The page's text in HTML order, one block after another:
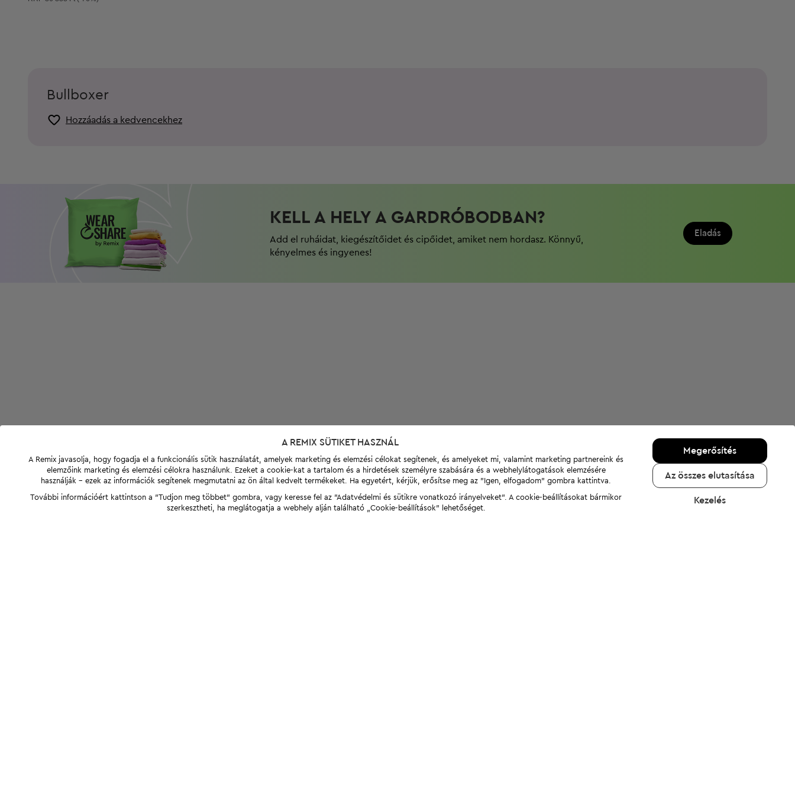
Bullboxer
Hozzáadás a kedvencekhez
KELL A HELY A GARDRÓBODBAN?
Add el ruháidat, kiegészítőidet és cipőidet, amiket nem hordasz. Könnyű,
kényelmes és ingyenes!
Eladás
A REMIX SÜTIKET HASZNÁL
A Remix javasolja, hogy fogadja el a funkcionális sütik használatát, amelyek marketing és elemzési célokat segítenek, és amelyeket mi, valamint marketing partnereink és
elemzőink marketing és elemzési célokra használunk. Ezeket a cookie-kat a tartalom és a hirdetések személyre szabására és a webhelylátogatások elemzésére
használják - ezek az információk segítenek megmutatni az ön által kedvelt termékeket. Ha egyetért, kérjük, erősítse meg az "Igen, elfogadom" gombra kattintva.
További információért kattintson a "Tudjon meg többet" gombra, vagy keresse fel az "Adatvédelmi és sütikre vonatkozó irányelveket". A cookie-beállításokat bármikor
szerkesztheti, ha meglátogatja a webhely alján található „Cookie-beállítások” lehetőséget.
Megerősítés
Az összes elutasítása
Kezelés